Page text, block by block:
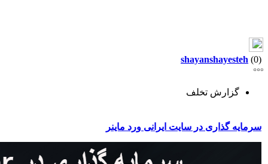
shayanshayesteh (0)
گزارش تخلف
سرمایه گذاری در سایت ایرانی ورد ماینر